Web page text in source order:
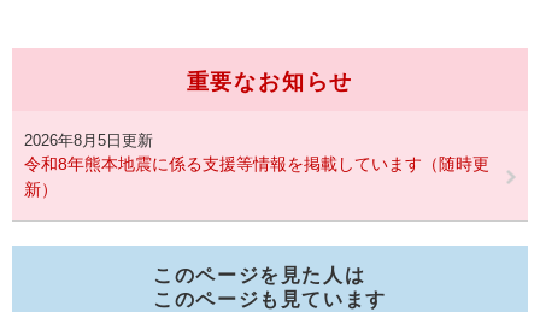
重要なお知らせ
2026年8月5日更新
令和8年熊本地震に係る支援等情報を掲載しています（随時更
新）
このページを見た人は
このページも見ています